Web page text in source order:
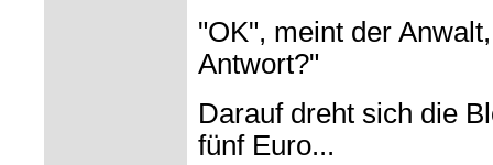
"OK", meint der
Antwort?"
Darauf dreht sich die
fünf Euro...